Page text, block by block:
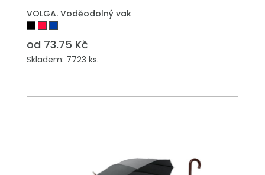
VOLGA. Voděodolný vak
od 73.75 Kč
Skladem: 7723 ks.